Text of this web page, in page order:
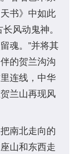
书》中如此
风动鬼神。
魂。”并将其
的贺兰沟沟
连线，中华
兰山再现风
南北走向的
山和东西走